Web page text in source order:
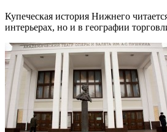
Купеческая история Нижнего
интерьерах, но и в географии